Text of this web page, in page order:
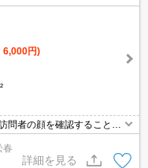
6,000円)
問者の顔を確認することが
納はウォークインクロゼッ
類や履き物の整理がしや
洗面所独立など豊富に揃っ
春
詳細を見る